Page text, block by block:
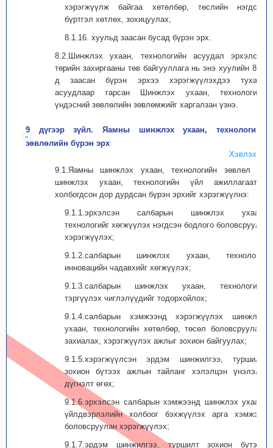
хэрэгжүүлж байгаа хөтөлбөр, төслийн нэгдсэн
бүртгэл хөтлөх, зохицуулах;
8.1.16. хуульд заасан бусад бүрэн эрх.
8.2.Шинжлэх ухаан, технологийн асуудал эрхэлсэн
төрийн захиргааны төв байгууллага нь энэ хуулийн 8.1-
д заасан бүрэн эрхээ хэрэгжүүлэхдээ тухайн
асуудлаар гарсан Шинжлэх ухаан, технологийн
үндэсний зөвлөлийн зөвлөмжийг харгалзан үзнэ.
9 дүгээр зүйл. Яамны шинжлэх ухаан, технологийн
зөвлөлийн бүрэн эрх
Хэвлэх
9.1.Яамны шинжлэх ухаан, технологийн зөвлөл нь
шинжлэх ухаан, технологийн үйл ажиллагаатай
холбогдсон дор дурдсан бүрэн эрхийг хэрэгжүүлнэ:
9.1.1.эрхэлсэн салбарын шинжлэх ухаан,
технологийг хөгжүүлэх нэгдсэн бодлого боловсруулж
хэрэгжүүлэх;
9.1.2.салбарын шинжлэх ухаан, технологи,
инновацийн чадавхийг хөгжүүлэх;
9.1.3.салбарын шинжлэх ухаан, технологийн
тэргүүлэх чиглэлүүдийг тодорхойлох;
9.1.4.салбарын хэмжээнд хэрэгжүүлэх шинжлэх
ухаан, технологийн хөтөлбөр, төсөл боловсруулах,
захиалах, хэрэгжүүлэх ажлыг зохион байгуулах;
9.1.5.хэрэгжүүлсэн эрдэм шинжилгээ, туршилт,
зохион бүтээх ажлын тайланг хэлэлцэн үнэлэлт,
дүгнэлт өгөх;
9.1.6.эрхэлсэн салбарын хэмжээнд шинжлэх ухаан,
үйлдвэрлэлийн холбоог бэхжүүлэх арга хэмжээг
боловсруулан хэрэгжүүлэх;
9.1.7.эрдэм шинжилгээ, туршилт зохион бүтээх